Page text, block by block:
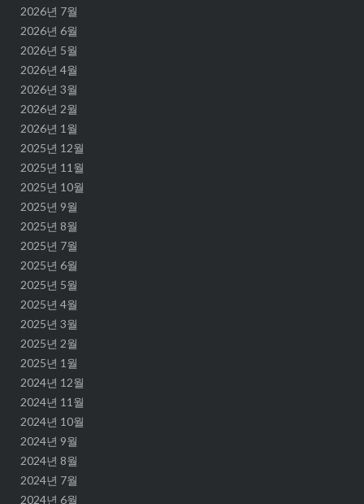
2026년 7월
2026년 6월
2026년 5월
2026년 4월
2026년 3월
2026년 2월
2026년 1월
2025년 12월
2025년 11월
2025년 10월
2025년 9월
2025년 8월
2025년 7월
2025년 6월
2025년 5월
2025년 4월
2025년 3월
2025년 2월
2025년 1월
2024년 12월
2024년 11월
2024년 10월
2024년 9월
2024년 8월
2024년 7월
2024년 6월